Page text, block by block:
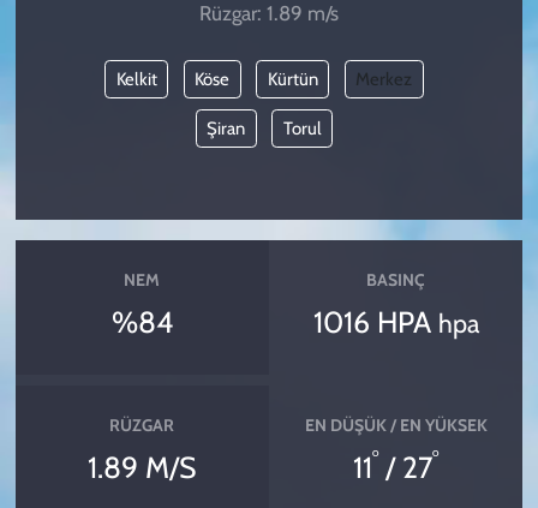
Rüzgar: 1.89 m/s
Kelkit Köse Kürtün Merkez
Şiran Torul
NEM
%84
BASINÇ
1016 HPA hpa
RÜZGAR
1.89 M/S
EN DÜŞÜK / EN YÜKSEK
11° / 27°